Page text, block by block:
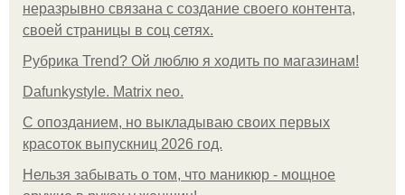
неразрывно связана с создание своего контента,
своей страницы в соц сетях.
Рубрика Trend? Ой люблю я ходить по магазинам!
Dafunkystyle. Matrix neo.
С опозданием, но выкладываю своих первых
красоток выпускниц 2026 год.
Нельзя забывать о том, что маникюр - мощное